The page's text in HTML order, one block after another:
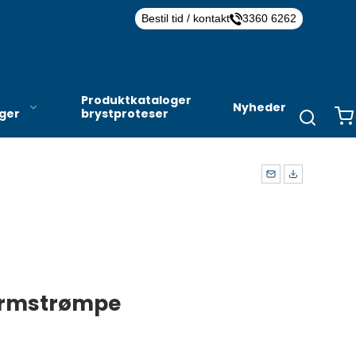
Bestil tid / kontakt 3360 6262
Produktkataloger
brystproteser
Nyheder